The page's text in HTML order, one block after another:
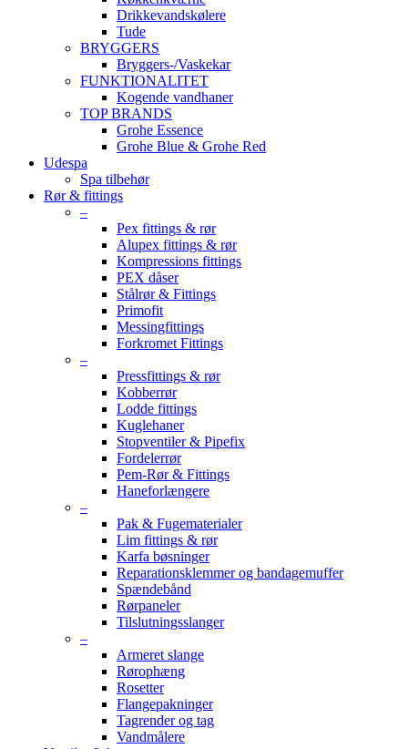
Drikkevandskølere
Tude
BRYGGERS
Bryggers-/Vaskekar
FUNKTIONALITET
Kogende vandhaner
TOP BRANDS
Grohe Essence
Grohe Blue & Grohe Red
Udespa
Spa tilbehør
Rør & fittings
–
Pex fittings & rør
Alupex fittings & rør
Kompressions fittings
PEX dåser
Stålrør & Fittings
Primofit
Messingfittings
Forkromet Fittings
–
Pressfittings & rør
Kobberrør
Lodde fittings
Kuglehaner
Stopventiler & Pipefix
Fordelerrør
Pem-Rør & Fittings
Haneforlængere
–
Pak & Fugematerialer
Lim fittings & rør
Karfa bøsninger
Reparationsklemmer og bandagemuffer
Spændebånd
Rørpaneler
Tilslutningsslanger
–
Armeret slange
Rørophæng
Rosetter
Flangepakninger
Tagrender og tag
Vandmålere